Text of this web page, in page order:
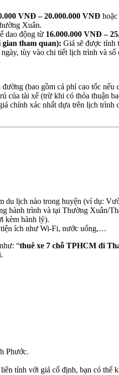
VNĐ – 20.000.000 VNĐ
Xuân.
dao động từ 16.000.000 VNĐ –
gian tham quan): Giá sẽ được tính
tùy vào chi tiết lịch trình và số
(bao gồm cả phí cao tốc nếu
tài xế (trừ khi có thỏa thuận
chính xác nhất dựa trên lịch
du lịch nào trong huyện (ví dụ:
hành trình và tại Thường Xuân/
kèm hành lý).
ích như Wi-Fi, nước uống,…
“thuê xe 7 chỗ TPHCM đi
Phước.
tỉnh với giá cố định, bạn có thể